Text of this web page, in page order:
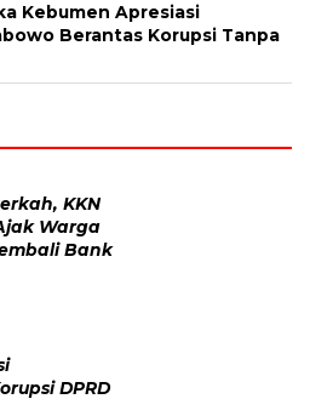
Kebumen Apresiasi
Berantas Korupsi Tanpa
KKN
Warga
Bank
DPRD